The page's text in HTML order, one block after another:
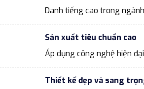
Danh tiếng cao trong ngành
Sản xuất tiêu chuẩn cao
Áp dụng công nghệ hiện đại
Thiết kế đẹp và sang